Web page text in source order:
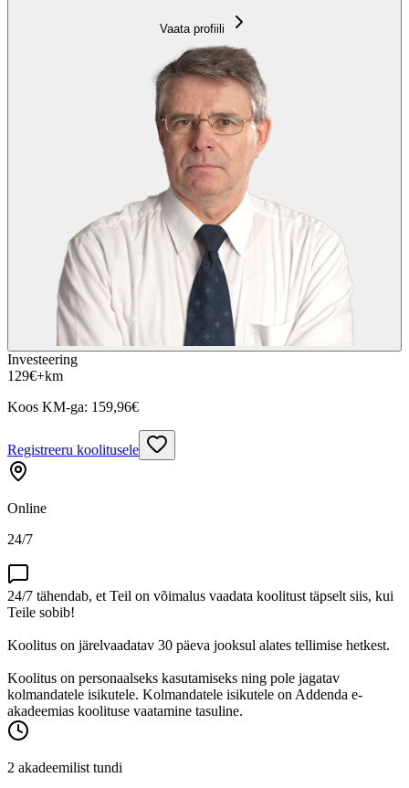
Vaata profiili
Investeering
129€+km
Koos KM-ga: 159,96€
Registreeru koolitusele
Online
24/7
24/7 tähendab, et Teil on võimalus vaadata koolitust täpselt siis, kui
Teile sobib!
Koolitus on järelvaadatav 30 päeva jooksul alates tellimise hetkest.
Koolitus on personaalseks kasutamiseks ning pole jagatav
kolmandatele isikutele. Kolmandatele isikutele on Addenda e-
akadeemias koolituse vaatamine tasuline.
2 akadeemilist tundi